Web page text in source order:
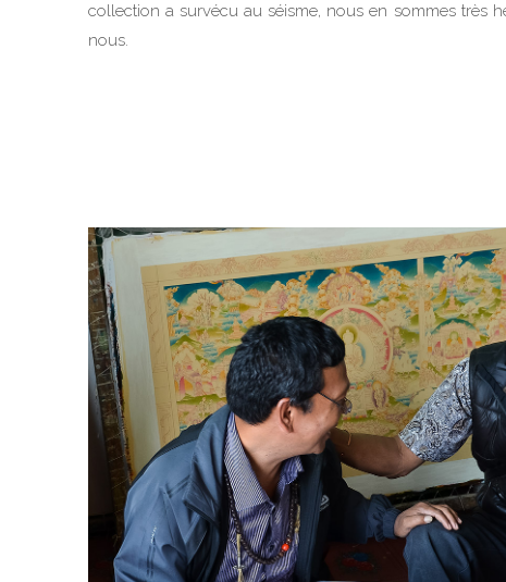
collection a survécu au séisme, nous en sommes très
nous.